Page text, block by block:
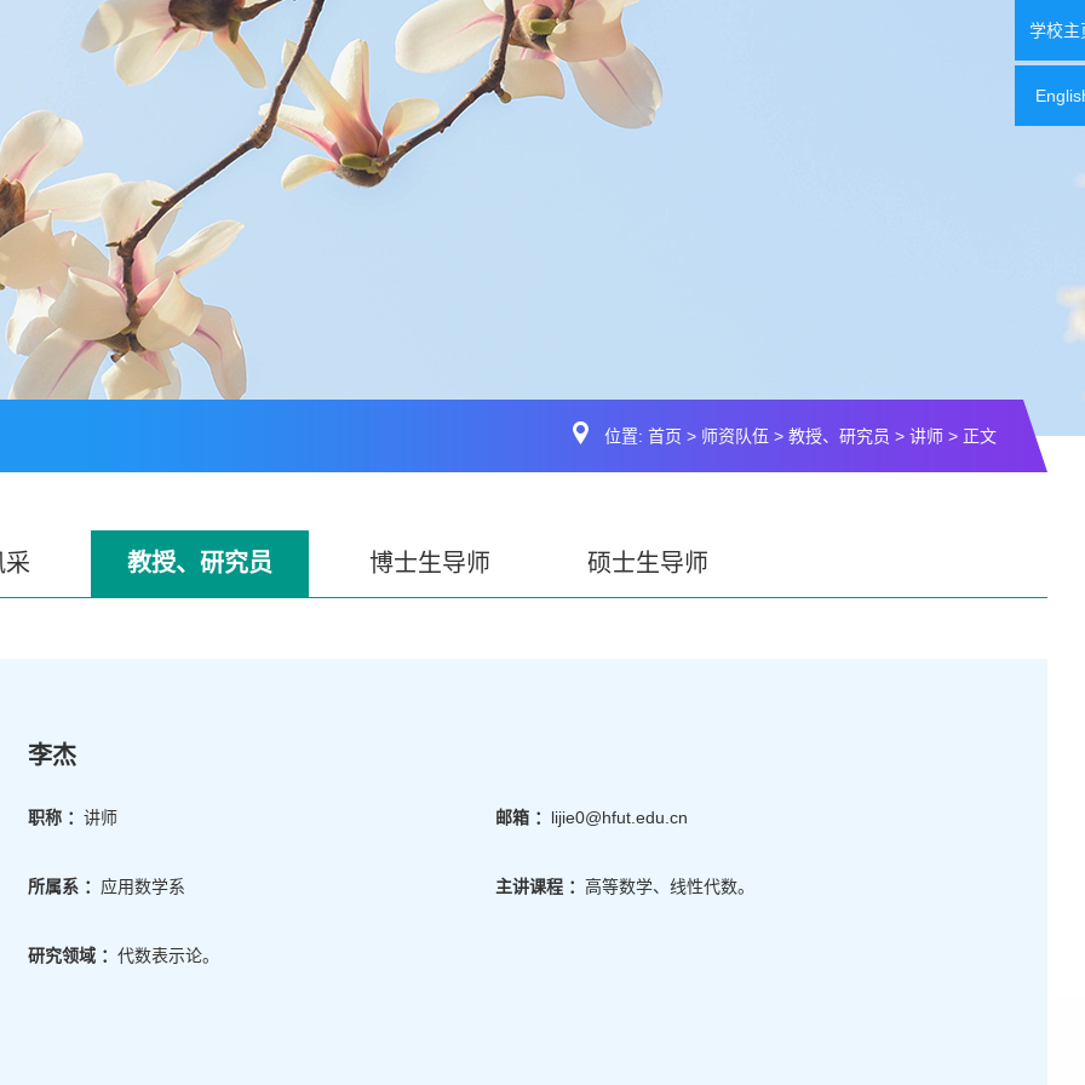
学校主
位置: 首页 > 师资队伍 > 教授、研究员 > 讲师 > 正文
采 教授、研究员 博士生导师 硕士生导师
李杰
职称 ： 讲师 邮箱 ： lijie0@hfut.edu.cn
所属系 ： 应用数学系 主讲课程 ： 高等数学、线性代数。
研究领域 ： 代数表示论。